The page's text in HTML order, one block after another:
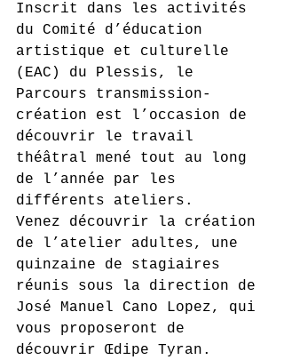
Inscrit dans les activités
du Comité d’éducation
artistique et culturelle
(EAC) du Plessis, le
Parcours transmission-
création est l’occasion de
découvrir le travail
théâtral mené tout au long
de l’année par les
différents ateliers.
Venez découvrir la création
de l’atelier adultes, une
quinzaine de stagiaires
réunis sous la direction de
José Manuel Cano Lopez, qui
vous proposeront de
découvrir Œdipe Tyran.